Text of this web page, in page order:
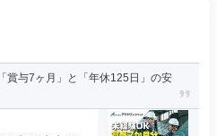
賞与7ヶ月」と「年休125日」の安